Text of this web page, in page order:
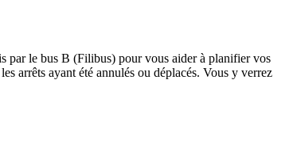
par le bus B (Filibus) pour vous aider à planifier vos
arrêts ayant été annulés ou déplacés. Vous y verrez